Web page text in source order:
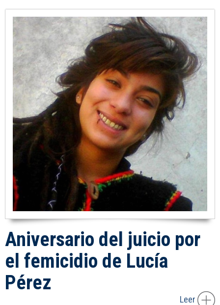
Aniversario del juicio por
el femicidio de Lucía
Pérez
Leer